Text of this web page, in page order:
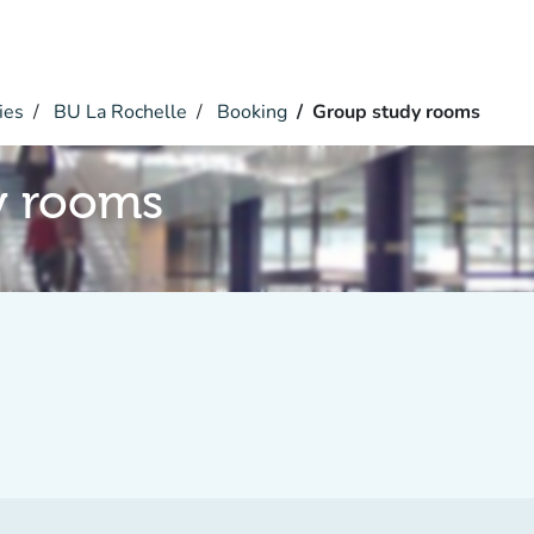
BU La Rochelle Booking Group study rooms
rooms